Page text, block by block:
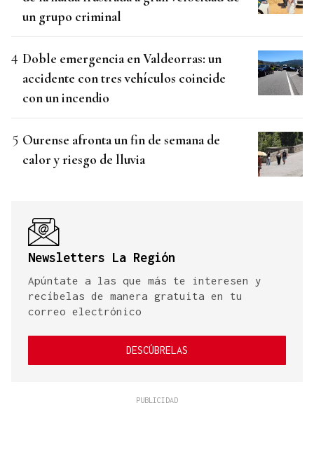
un grupo criminal
Doble emergencia en Valdeorras: un
accidente con tres vehículos coincide
con un incendio
Ourense afronta un fin de semana de
calor y riesgo de lluvia
Newsletters La Región
Apúntate a las que más te interesen y
recíbelas de manera gratuita en tu
correo electrónico
DESCÚBRELAS